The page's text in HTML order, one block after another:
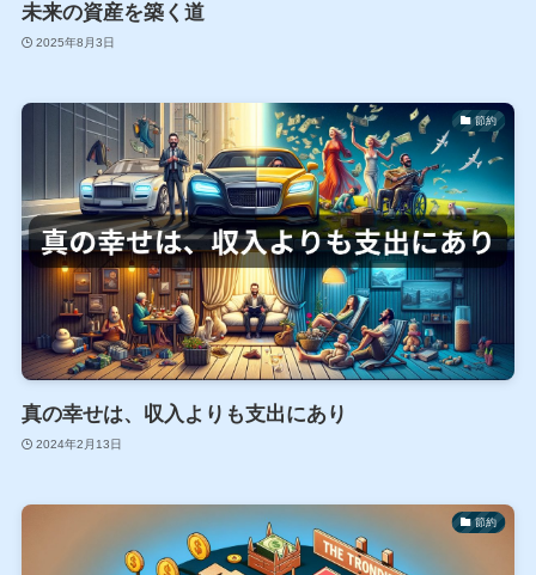
未来の資産を築く道
2025年8月3日
節約
真の幸せは、収入よりも支出にあり
2024年2月13日
節約